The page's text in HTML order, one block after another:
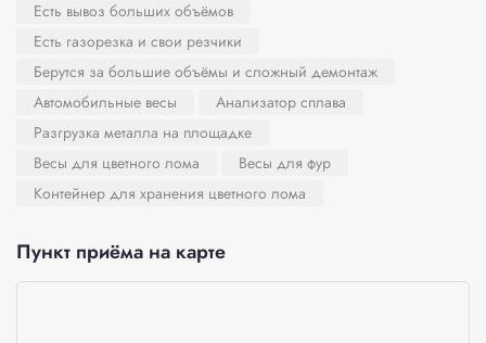
Есть вывоз больших объёмов
Есть газорезка и свои резчики
Берутся за большие объёмы и сложный демонтаж
Автомобильные весы
Анализатор сплава
Разгрузка металла на площадке
Весы для цветного лома
Весы для фур
Контейнер для хранения цветного лома
Пункт приёма на карте